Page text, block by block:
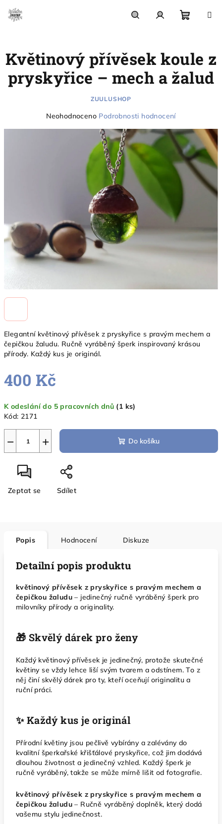
obsah
košík
Elegantní květinový přívěsek z pryskyřice s pravým mechem a
čepičkou žaludu. Ručně vyráběný šperk inspirovaný krásou
přírody. Každý kus je originál.
400 Kč
cena:
K odeslání do 5 pracovních dnů (1 ks)
Kód: 2171
+
− Do košíku
Zeptat se Sdílet
Květinový přívěsek koule z
pryskyřice – mech a žalud
ZUULUSHOP
Průměrné
Neohodnoceno Podrobnosti hodnocení
Popis Hodnocení Diskuze
Detailní popis produktu
květinový přívěsek z pryskyřice s pravým mechem a
čepičkou žaludu – jedinečný ručně vyráběný šperk pro
milovníky přírody a originality.
🎁 Skvělý dárek pro ženy
Každý květinový přívěsek je jedinečný, protože skutečné
květiny se vždy lehce liší svým tvarem a odstínem. To z
něj činí skvělý dárek pro ty, kteří oceňují originalitu a
ruční práci.
✨ Každý kus je originál
Přírodní květiny jsou pečlivě vybírány a zalévány do
kvalitní šperkařské křišťálové pryskyřice, což jim dodává
dlouhou životnost a jedinečný vzhled. Každý šperk je
ručně vyráběný, takže se může mírně lišit od fotografie.
květinový přívěsek z pryskyřice s pravým mechem a
čepičkou žaludu – Ručně vyráběný doplněk, který dodá
vašemu stylu jedinečnost.